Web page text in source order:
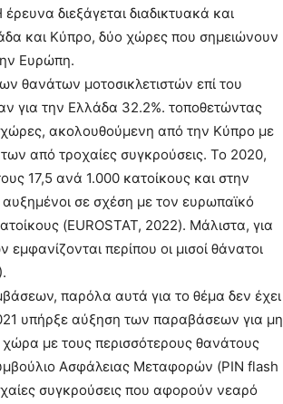
διεξάγεται διαδικτυακά και
και Κύπρο, δύο χώρες που σημειώνουν
Ευρώπη.
θανάτων μοτοσικλετιστών επί του
για την Ελλάδα 32.2%. τοποθετώντας
ακολουθούμενη από την Κύπρο με
από τροχαίες συγκρούσεις. Το 2020,
17,5 ανά 1.000 κατοίκους και στην
αυξημένοι σε σχέση με τον ευρωπαϊκό
(EUROSTAT, 2022). Μάλιστα, για
περίπου οι μισοί θάνατοι
παρόλα αυτά για το θέμα δεν έχει
υπήρξε αύξηση των παραβάσεων για μη
με τους περισσότερους θανάτους
Ασφάλειας Μεταφορών (PIN flash
συγκρούσεις που αφορούν νεαρό